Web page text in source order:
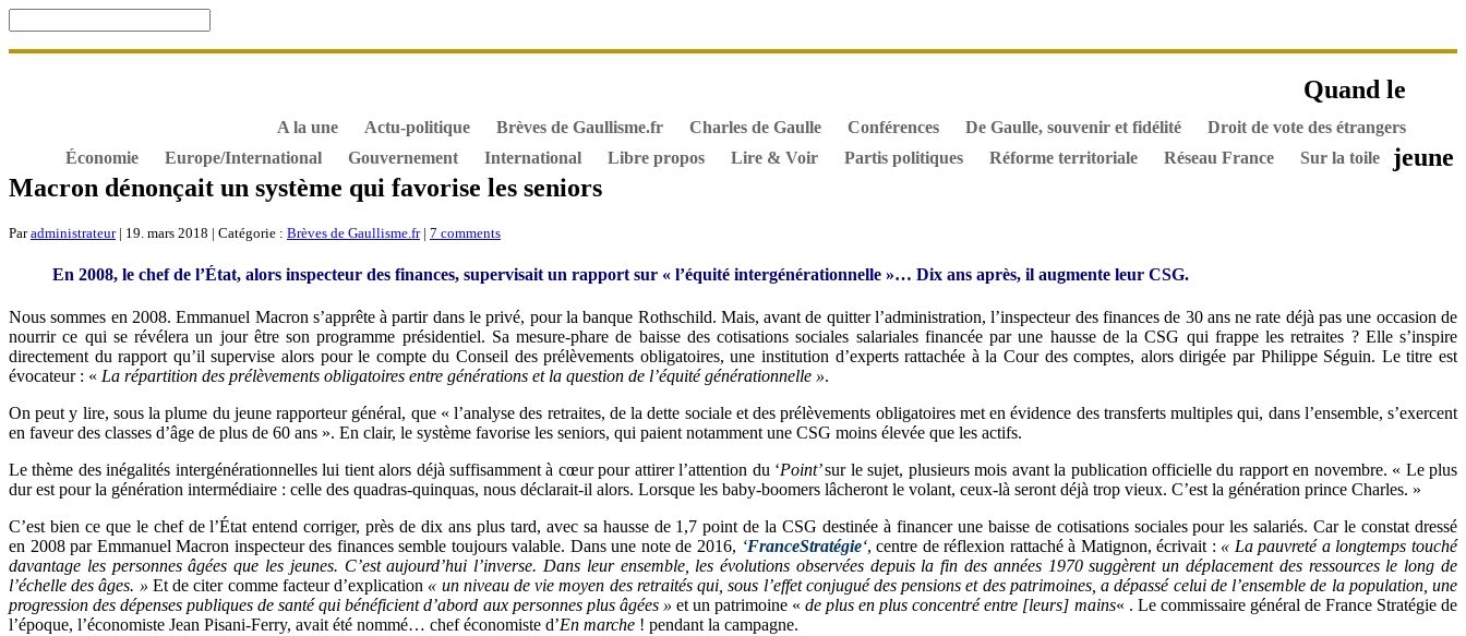
A la une Actu-politique Brèves de Gaullisme.fr Charles de Gaulle Conférences De Gaulle, souvenir et fidélité
Droit de vote des étrangers
Économie
Europe/International Gouvernement International Libre propos Lire & Voir Partis politiques Réforme territoriale Réseau France Sur la toile
Quand le
jeune
Macron dénonçait un système qui favorise les seniors
Paradministrateur| 19. mars 2018 | Catégorie : Brèves de Gaullisme.fr| 7 comments
En 2008, le chef de l’État, alors inspecteur des finances, supervisait un rapport sur « l’équité intergénérationnelle »… Dix ans après, il augmente leur CSG.
Nous sommes en 2008. Emmanuel Macron s’apprête à partir dans le privé, pour la banque Rothschild. Mais, avant de quitter l’administration, l’inspecteur des finances de 30 ans ne rate déjà pas une occasion de
nourrir ce qui se révélera un jour être son programme présidentiel. Sa mesure-phare de baisse des cotisations sociales salariales financée par une hausse de la CSG qui frappe les retraites ? Elle s’inspire
directement du rapport qu’il supervise alors pour le compte du Conseil des prélèvements obligatoires, une institution d’experts rattachée à la Cour des comptes, alors dirigée par Philippe Séguin. Le titre est
évocateur : « La répartition des prélèvements obligatoires entre générations et la question de l’équité générationnelle ».
On peut y lire, sous la plume du jeune rapporteur général, que « l’analyse des retraites, de la dette sociale et des prélèvements obligatoires met en évidence des transferts multiples qui, dans l’ensemble, s’exercent
en faveur des classes d’âge de plus de 60 ans ». En clair, le système favorise les seniors, qui paient notamment une CSG moins élevée que les actifs.
Le thème des inégalités intergénérationnelles lui tient alors déjà suffisamment à cœur pour attirer l’attention du ‘Point’sur le sujet, plusieurs mois avant la publication officielle du rapport en novembre. « Le plus
dur est pour la génération intermédiaire : celle des quadras-quinquas, nous déclarait-il alors. Lorsque les baby-boomers lâcheront le volant, ceux-là seront déjà trop vieux. C’est la génération prince Charles. »
C’est bien ce que le chef de l’État entend corriger, près de dix ans plus tard, avec sa hausse de 1,7 point de la CSG destinée à financer une baisse de cotisations sociales pour les salariés. Car le constat dressé
en 2008 par Emmanuel Macron inspecteur des finances semble toujours valable. Dans une note de 2016, ‘FranceStratégie‘, centre de réflexion rattaché à Matignon, écrivait : « La pauvreté a longtemps touché
davantage les personnes âgées que les jeunes. C’est aujourd’hui l’inverse. Dans leur ensemble, les évolutions observées depuis la fin des années 1970 suggèrent un déplacement des ressources le long de
l’échelle des âges. » Et de citer comme facteur d’explication « un niveau de vie moyen des retraités qui, sous l’effet conjugué des pensions et des patrimoines, a dépassé celui de l’ensemble de la population, une
progression des dépenses publiques de santé qui bénéficient d’abord aux personnes plus âgées » et un patrimoine «de plus en plus concentré entre [leurs] mains« . Le commissaire général de France Stratégie de
l’époque, l’économiste Jean Pisani-Ferry, avait été nommé… chef économiste d’En marche ! pendant la campagne.